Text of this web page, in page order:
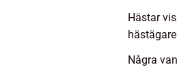
Hästar
Några